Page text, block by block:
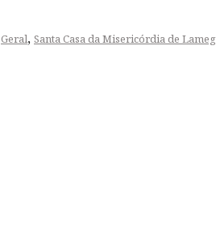
Geral, Santa Casa da Misericórdia de